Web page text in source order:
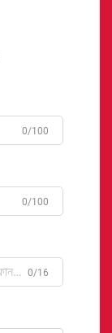
0/100
0/100
0/16